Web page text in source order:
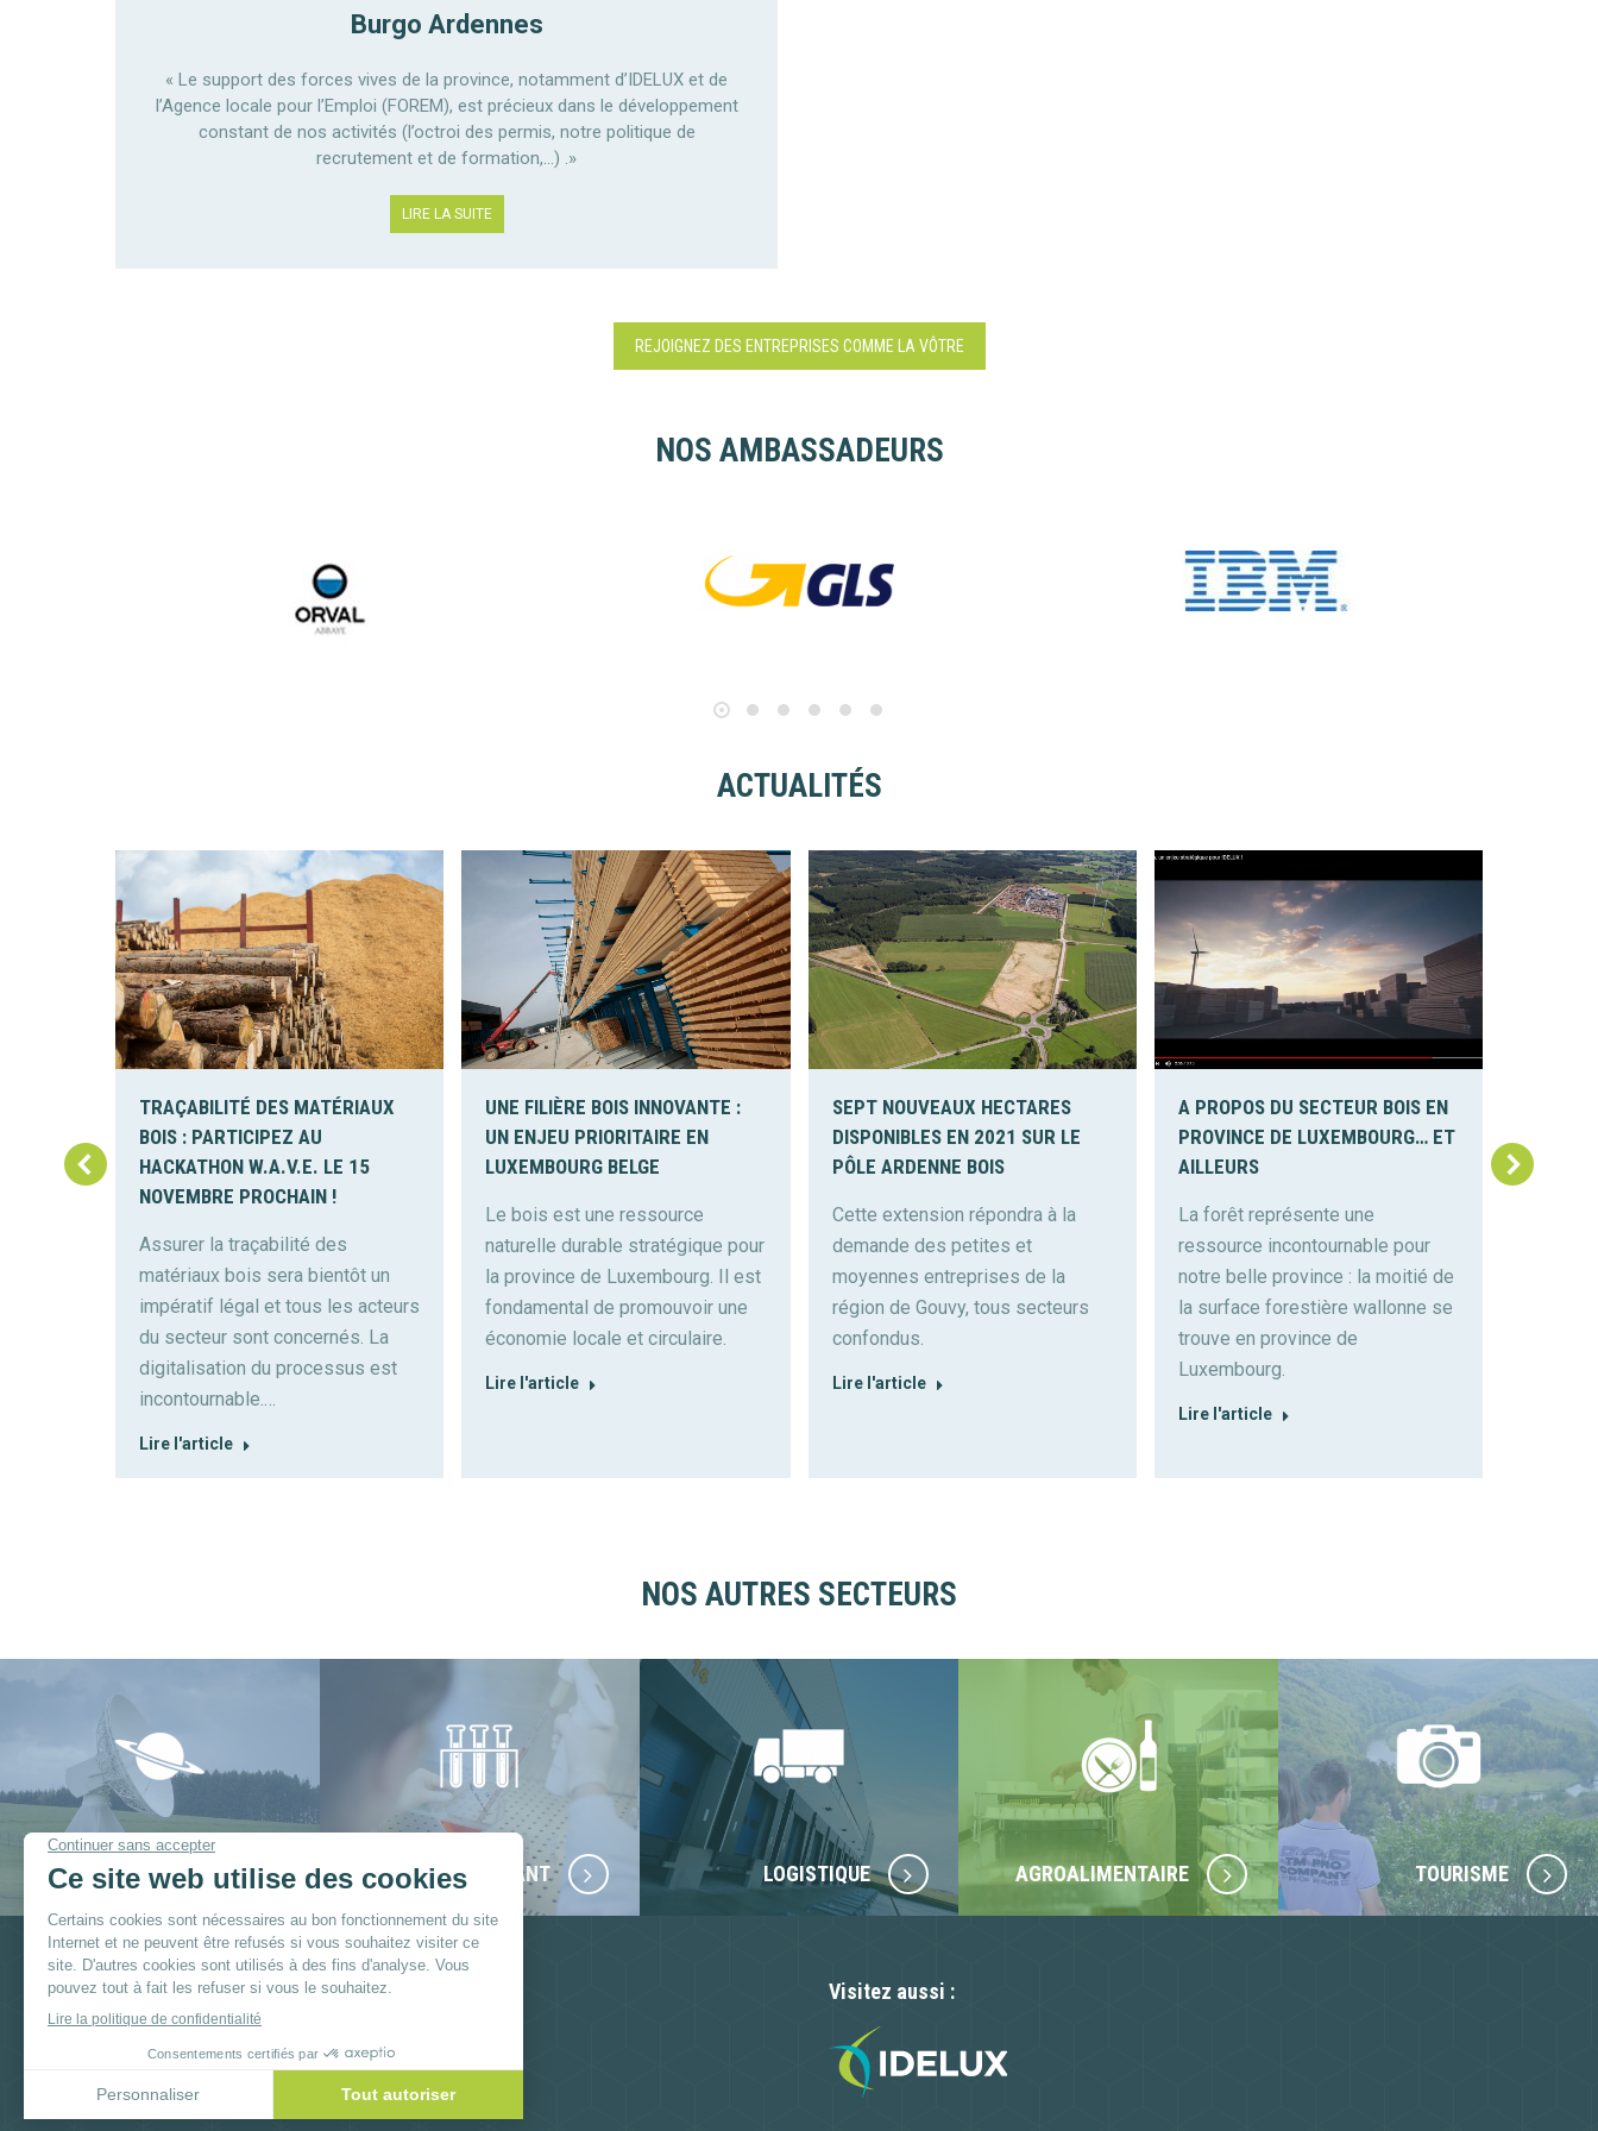
Burgo Ardennes
« Le support des forces vives de la province, notamment d’IDELUX et de
l’Agence locale pour l’Emploi (FOREM), est précieux dans le développement
constant de nos activités (l’octroi des permis, notre politique de
recrutement et de formation,…) .»
LIRE LA SUITE
REJOIGNEZ DES ENTREPRISES COMME LA VÔTRE
NOS AMBASSADEURS
ACTUALITÉS
TRAÇABILITÉ DES MATÉRIAUX
BOIS : PARTICIPEZ AU
HACKATHON W.A.V.E. LE 15
NOVEMBRE PROCHAIN !
Assurer la traçabilité des
matériaux bois sera bientôt un
impératif légal et tous les acteurs
du secteur sont concernés. La
digitalisation du processus est
incontournable.…
Lire l'article
UNE FILIÈRE BOIS INNOVANTE :
UN ENJEU PRIORITAIRE EN
LUXEMBOURG BELGE
Le bois est une ressource
naturelle durable stratégique pour
la province de Luxembourg. Il est
fondamental de promouvoir une
économie locale et circulaire.
Lire l'article
SEPT NOUVEAUX HECTARES
DISPONIBLES EN 2021 SUR LE
PÔLE ARDENNE BOIS
Cette extension répondra à la
demande des petites et
moyennes entreprises de la
région de Gouvy, tous secteurs
confondus.
Lire l'article
A PROPOS DU SECTEUR BOIS EN
PROVINCE DE LUXEMBOURG… ET
AILLEURS
La forêt représente une
ressource incontournable pour
notre belle province : la moitié de
la surface forestière wallonne se
trouve en province de
Luxembourg.
Lire l'article
NOS AUTRES SECTEURS
SPATIAL SCIENCES DU VIVANT LOGISTIQUE AGROALIMENTAIRE TOURISME
Réseaux sociaux
Facebook
Instagram
YouTube
Linkedin
Visitez aussi :